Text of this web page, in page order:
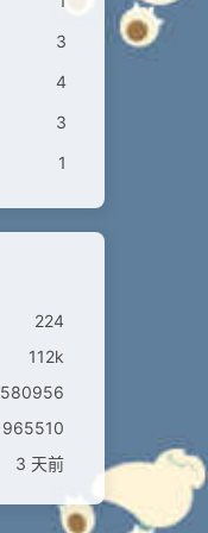
3
4
3
1
224
112k
580956
965510
3 天前